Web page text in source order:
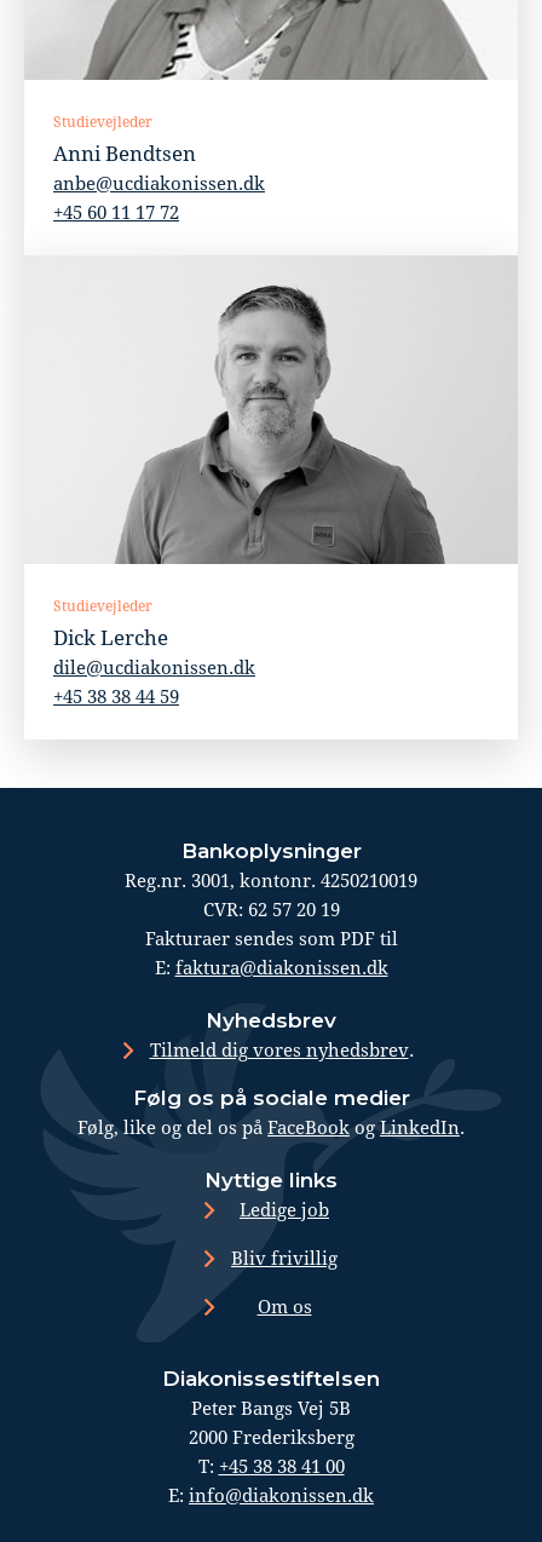
Studievejleder
Anni Bendtsen
anbe@ucdiakonissen.dk
+45 60 11 17 72
Studievejleder
Dick Lerche
dile@ucdiakonissen.dk
+45 38 38 44 59
Nyttige links
Ledige job
Bliv frivillig
Om os
Nyhedsbrev
Tilmeld dig vores nyhedsbrev.
Følg os på sociale medier
Følg, like og del os på FaceBookogLinkedIn.
Diakonissestiftelsen
Peter Bangs Vej 5B
2000 Frederiksberg
T: +45 38 38 41 00
E: info@diakonissen.dk
Bankoplysninger
Reg.nr. 3001, kontonr. 4250210019
CVR: 62 57 20 19
Fakturaer sendes som PDF til
E: faktura@diakonissen.dk